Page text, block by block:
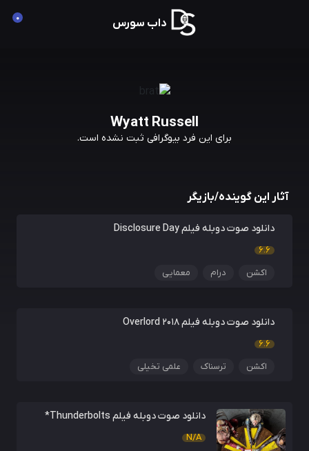
0 داب سورس
Wyatt Russell
برای این فرد بیوگرافی ثبت نشده است.
آثار این گوینده/بازیگر
دانلود صوت دوبله فیلم Disclosure Day
6.6
اکشن
درام معمایی
دانلود صوت دوبله فیلم Overlord 2018
6.6
اکشن
ترسناک علمی تخیلی
دانلود صوت دوبله فیلم Thunderbolts*
N/A